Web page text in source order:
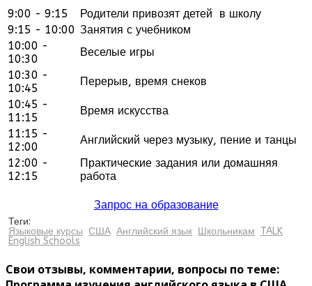
9:00 - 9:15
Родители привозят детей в школу
9:15 - 10:00 Занятия с учебником
10:00 -
10:30
Веселые игры
10:30 -
10:45
Перерыв, время снеков
10:45 -
11:15
Время искусства
11:15 -
12:00
Английский через музыку, пение и танцы
12:00 -
12:15
Практические задания или домашняя
работа
Запрос на образование
Теги:
Языковые курсы США Английский язык Школьникам TALK
English Schools
Свои отзывы, комментарии, вопросы по теме: